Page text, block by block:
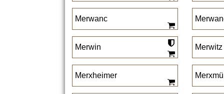
Merwanc
Merwin Merwitz
Merxheimer